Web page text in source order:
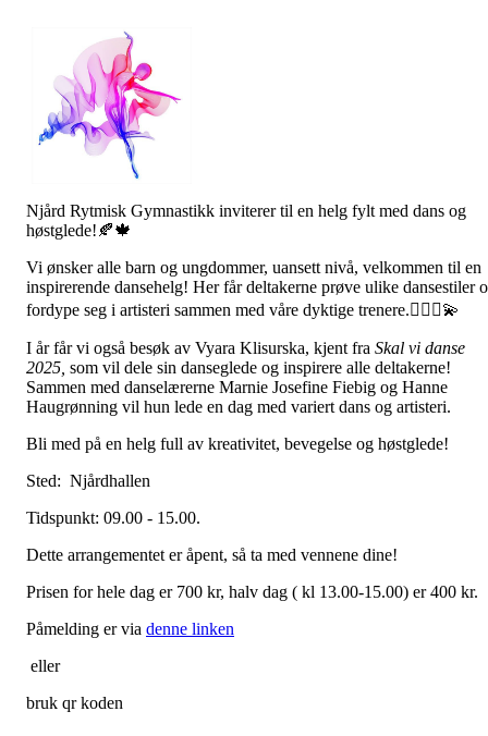
Njård Rytmisk Gymnastikk inviterer til en helg fylt med dans og
høstglede!🍂🍁
Vi ønsker alle barn og ungdommer, uansett nivå, velkommen til en
inspirerende dansehelg! Her får deltakerne prøve ulike dansestiler
fordype seg i artisteri sammen med våre dyktige trenere.🤸🏻‍♀💫
I år får vi også besøk av Vyara Klisurska, kjent fra Skal vi danse
2025, som vil dele sin danseglede og inspirere alle deltakerne!
Sammen med danselærerne Marnie Josefine Fiebig og Hanne
Haugrønning vil hun lede en dag med variert dans og artisteri.
Bli med på en helg full av kreativitet, bevegelse og høstglede!
Sted: Njårdhallen
Tidspunkt: 09.00 - 15.00.
Dette arrangementet er åpent, så ta med vennene dine!
Prisen for hele dag er 700 kr, halv dag ( kl 13.00-15.00) er 400 kr.
Påmelding er via denne linken
eller
bruk qr koden